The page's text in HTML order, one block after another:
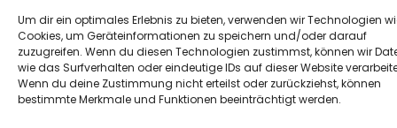
Um dir ein optimales Erlebnis zu bieten, verwenden wir Technologien
Cookies, um Geräteinformationen zu speichern und/oder darauf
zuzugreifen. Wenn du diesen Technologien zustimmst, können wir
wie das Surfverhalten oder eindeutige IDs auf dieser Website
Wenn du deine Zustimmung nicht erteilst oder zurückziehst, können
bestimmte Merkmale und Funktionen beeinträchtigt werden.